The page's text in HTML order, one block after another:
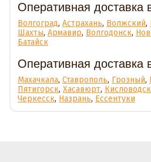
Оперативная
Волгоград, Астрахань, Волжский,
Шахты, Армавир, Волгодонск,
Батайск
Оперативная
Махачкала, Ставрополь, Грозный,
Пятигорск, Хасавюрт, Кисловодск
Черкесск, Назрань, Ессентуки